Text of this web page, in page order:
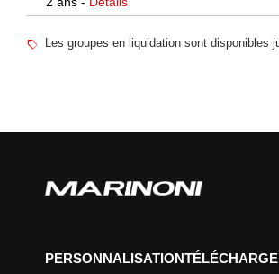
Les groupes en liquidation sont disponibles
PERSONNALISATION